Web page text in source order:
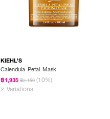
KIEHL'S
Calendula Petal Mask
฿1,935 ฿2,150 (10%)
2 Variations